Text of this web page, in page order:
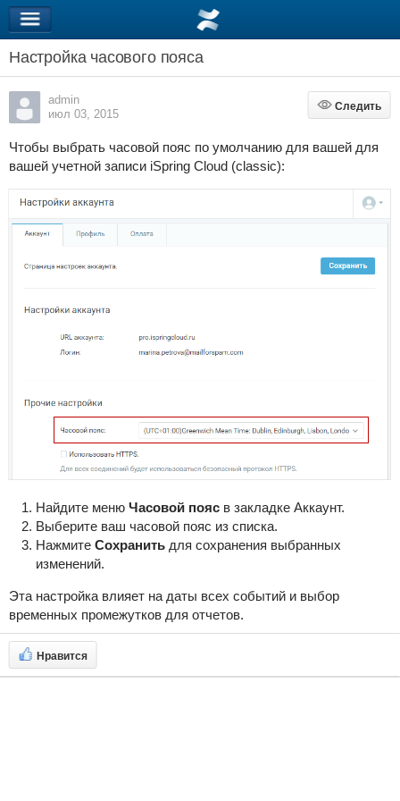
Настройка часового пояса
admin
июл 03, 2015
Следить
Следить
Чтобы выбрать часовой пояс по умолчанию для вашей для
вашей учетной записи iSpring Cloud (classic):
Найдите меню Часовой поясв закладке Аккаунт.
Выберите ваш часовой пояс из списка.
Нажмите Сохранитьдля сохранения выбранных
изменений.
Эта настройка влияет на даты всех событий и выбор
временных промежутков для отчетов.
Нравится